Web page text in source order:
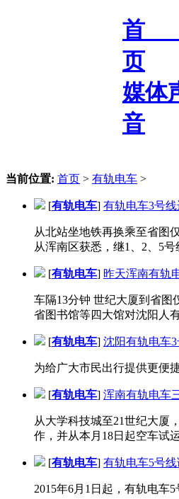
首
页
媒体
音
当前位置: 首页 > 有轨电车 >
[有轨电车] 有轨电车3号
从北站坐地铁再换乘至省图
从浑南区获悉，继1、2、5
[有轨电车] 昨天浑南有轨
车隔13分钟 世纪大厦到省图
省图书馆等四大馆对沈阳人
[有轨电车] 沈阳有轨电车
为给广大市民出行提供更便
[有轨电车] 浑南有轨电车
从大学科技城至21世纪大厦
作，并从本月18日起空车试
[有轨电车] 有轨电车5号
2015年6月1日起，有轨电车